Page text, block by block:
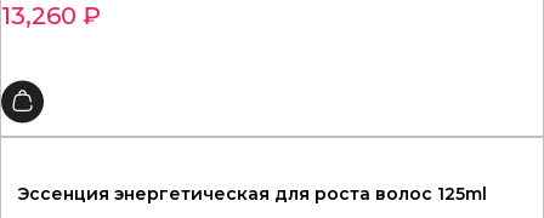
13,260 ₽
Эссенция энергетическая для роста волос 125ml